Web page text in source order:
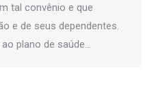
tal convênio e que
e de seus dependentes.
plano de saúde…